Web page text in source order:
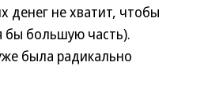
денег не хватит, чтобы
бы большую часть).
была радикально